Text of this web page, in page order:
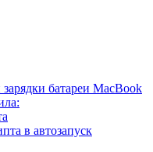
батареи MacBook
в автозапуск